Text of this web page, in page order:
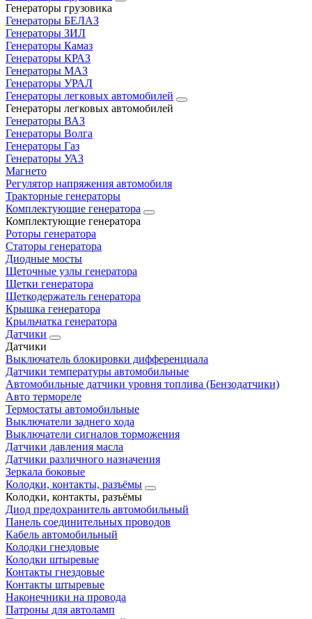
Генераторы грузовика
Генераторы БЕЛАЗ
Генераторы ЗИЛ
Генераторы Камаз
Генераторы КРАЗ
Генераторы МАЗ
Генераторы УРАЛ
Генераторы легковых автомобилей
Генераторы легковых автомобилей
Генераторы ВАЗ
Генераторы Волга
Генераторы Газ
Генераторы УАЗ
Магнето
Регулятор напряжения автомобиля
Тракторные генераторы
Комплектующие генератора
Комплектующие генератора
Роторы генератора
Статоры генератора
Диодные мосты
Щеточные узлы генератора
Щетки генератора
Щеткодержатель генератора
Крышка генератора
Крыльчатка генератора
Датчики
Датчики
Выключатель блокировки дифференциала
Датчики температуры автомобильные
Автомобильные датчики уровня топлива (Бензодатчики)
Авто термореле
Термостаты автомобильные
Выключатели заднего хода
Выключатели сигналов торможения
Датчики давления масла
Датчики различного назначения
Зеркала боковые
Колодки, контакты, разъёмы
Колодки, контакты, разъёмы
Диод предохранитель автомобильный
Панель соединительных проводов
Кабель автомобильный
Колодки гнездовые
Колодки штыревые
Контакты гнездовые
Контакты штыревые
Наконечники на провода
Патроны для автоламп